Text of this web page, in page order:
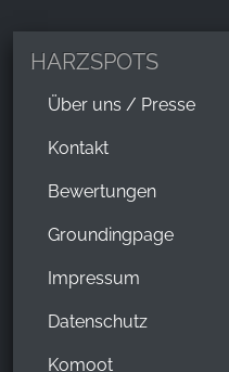
HARZSPOTS
Über uns / Presse
Kontakt
Bewertungen
Groundingpage
Impressum
Datenschutz
Komoot